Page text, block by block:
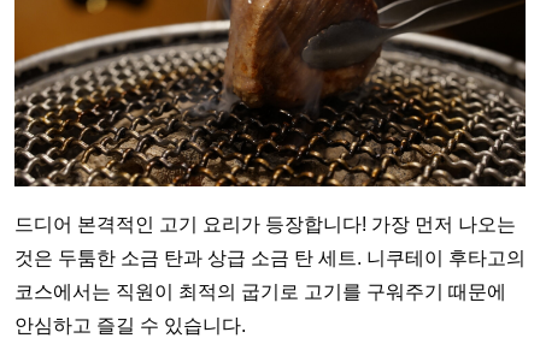
드디어 본격적인 고기 요리가 등장합니다! 가장 먼저 나오는
것은 두툼한 소금 탄과 상급 소금 탄 세트. 니쿠테이 후타고의
코스에서는 직원이 최적의 굽기로 고기를 구워주기 때문에
안심하고 즐길 수 있습니다.